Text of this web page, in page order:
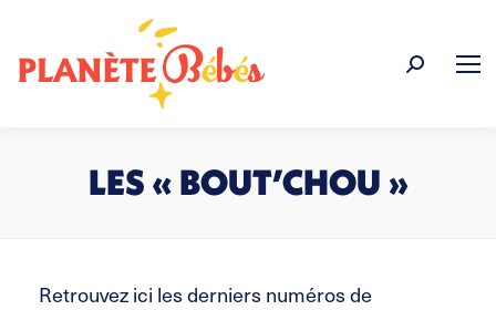
Recherche
LES « BOUT’CHOU »
Retrouvez ici les derniers numéros de